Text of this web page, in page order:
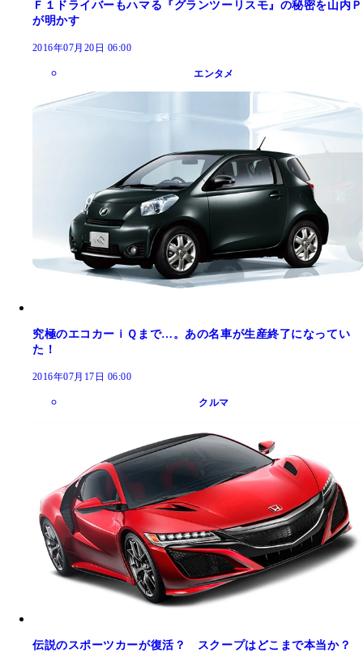
Ｆ１ドライバーもハマる『グランツーリスモ』の秘密を山内Ｐ
が明かす
2016年07月20日 06:00
エンタメ
究極のエコカーｉＱまで…。あの名車が生産終了になってい
た！
2016年07月17日 06:00
クルマ
伝説のスポーツカーが復活？ スクープはどこまで本当か？